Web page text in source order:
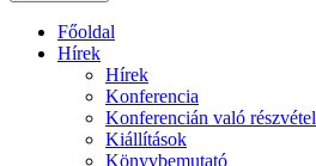
Főoldal
Hírek
Hírek
Konferencia
Konferencián való részvétel
Kiállítások
Könyvbemutató